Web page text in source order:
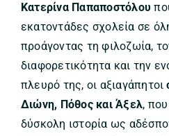
Κατερίνα Παπαποστόλου
εκατοντάδες σχολεία σε
προάγοντας τη φιλοζωία,
διαφορετικότητα και την
πλευρό της, οι αξιαγάπητοι
Διώνη, Πόθος και Άξελ,
δύσκολη ιστορία ως